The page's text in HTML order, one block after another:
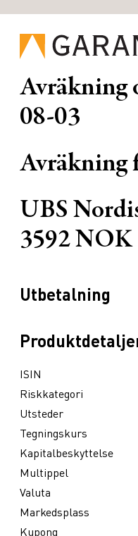
Avräkning
08-03
Avräkning
UBS
3592 NOK
Utbetalning
ISIN
Riskkategori
Utsteder
Tegningskurs
Kapitalbeskyttelse
Multippel
Valuta
Markedsplass
Kupong